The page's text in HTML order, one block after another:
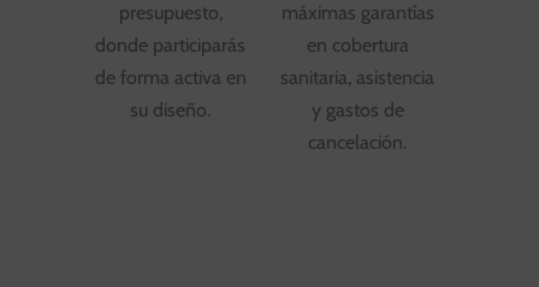
presupuesto,
donde participarás
de forma activa en
su diseño.
máximas garantías
en cobertura
sanitaria, asistencia
y gastos de
cancelación.